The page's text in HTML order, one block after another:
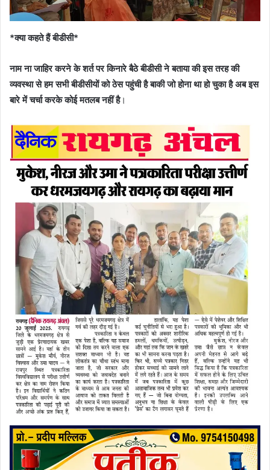
*क्या कहते हैं बीडीसी*
नाम ना जाहिर करने के शर्त पर किनारे बैठे बीडीसी ने बताया की इस तरह की
व्यवस्था से हम सभी बीडीसीयों को ठेस पहुंची है बाकी जो होना था हो चुका है अब इस
बारे में चर्चा करके कोई मतलब नहीं है।